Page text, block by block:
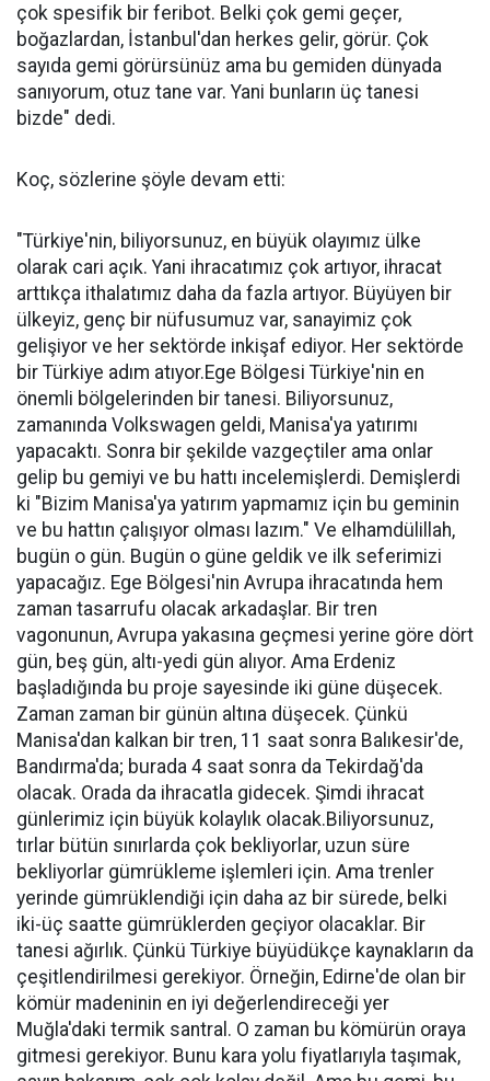
çok spesifik bir feribot. Belki çok gemi geçer,
boğazlardan, İstanbul'dan herkes gelir, görür. Çok
sayıda gemi görürsünüz ama bu gemiden dünyada
sanıyorum, otuz tane var. Yani bunların üç tanesi
bizde" dedi.
Koç, sözlerine şöyle devam etti:
"Türkiye'nin, biliyorsunuz, en büyük olayımız ülke
olarak cari açık. Yani ihracatımız çok artıyor, ihracat
arttıkça ithalatımız daha da fazla artıyor. Büyüyen bir
ülkeyiz, genç bir nüfusumuz var, sanayimiz çok
gelişiyor ve her sektörde inkişaf ediyor. Her sektörde
bir Türkiye adım atıyor.Ege Bölgesi Türkiye'nin en
önemli bölgelerinden bir tanesi. Biliyorsunuz,
zamanında Volkswagen geldi, Manisa'ya yatırımı
yapacaktı. Sonra bir şekilde vazgeçtiler ama onlar
gelip bu gemiyi ve bu hattı incelemişlerdi. Demişlerdi
ki "Bizim Manisa'ya yatırım yapmamız için bu geminin
ve bu hattın çalışıyor olması lazım." Ve elhamdülillah,
bugün o gün. Bugün o güne geldik ve ilk seferimizi
yapacağız. Ege Bölgesi'nin Avrupa ihracatında hem
zaman tasarrufu olacak arkadaşlar. Bir tren
vagonunun, Avrupa yakasına geçmesi yerine göre dört
gün, beş gün, altı-yedi gün alıyor. Ama Erdeniz
başladığında bu proje sayesinde iki güne düşecek.
Zaman zaman bir günün altına düşecek. Çünkü
Manisa'dan kalkan bir tren, 11 saat sonra Balıkesir'de,
Bandırma'da; burada 4 saat sonra da Tekirdağ'da
olacak. Orada da ihracatla gidecek. Şimdi ihracat
günlerimiz için büyük kolaylık olacak.Biliyorsunuz,
tırlar bütün sınırlarda çok bekliyorlar, uzun süre
bekliyorlar gümrükleme işlemleri için. Ama trenler
yerinde gümrüklendiği için daha az bir sürede, belki
iki-üç saatte gümrüklerden geçiyor olacaklar. Bir
tanesi ağırlık. Çünkü Türkiye büyüdükçe kaynakların da
çeşitlendirilmesi gerekiyor. Örneğin, Edirne'de olan bir
kömür madeninin en iyi değerlendireceği yer
Muğla'daki termik santral. O zaman bu kömürün oraya
gitmesi gerekiyor. Bunu kara yolu fiyatlarıyla taşımak,